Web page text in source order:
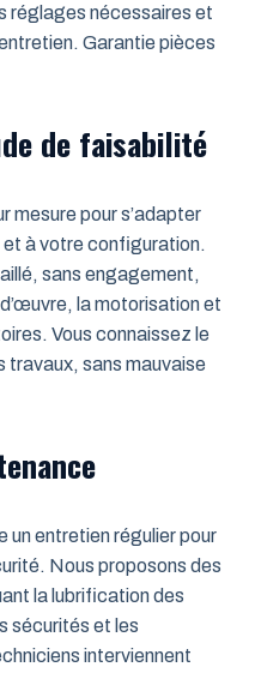
réglages nécessaires et
Garantie pièces
de faisabilité
mesure pour s’adapter
à votre configuration.
sans engagement,
la motorisation et
Vous connaissez le
travaux, sans mauvaise
un entretien régulier pour
Nous proposons des
la lubrification des
sécurités et les
interviennent